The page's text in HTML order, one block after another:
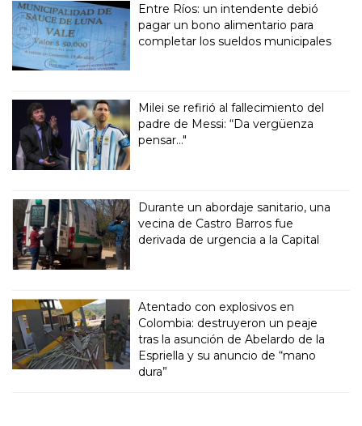
Entre Ríos: un intendente debió
pagar un bono alimentario para
completar los sueldos municipales
Milei se refirió al fallecimiento del
padre de Messi: “Da vergüenza
pensar..."
Durante un abordaje sanitario, una
vecina de Castro Barros fue
derivada de urgencia a la Capital
Atentado con explosivos en
Colombia: destruyeron un peaje
tras la asunción de Abelardo de la
Espriella y su anuncio de “mano
dura”